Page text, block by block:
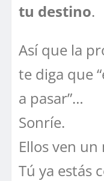
tu destino.
Así que la
te diga que
a pasar”…
Sonríe.
Ellos ven
Tú ya estás